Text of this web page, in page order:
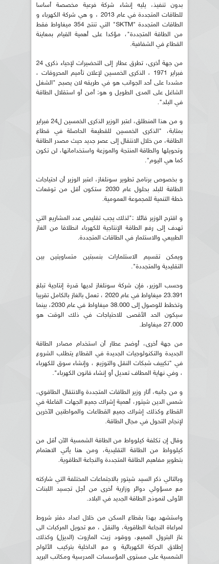
بدون تنفيذ، يليه إنشاء شركة فرعية مخصصة أساسا
للطاقات المتجددة في عام 2013 ، و هي شركة الكهرباء و
الطاقات المتجددة "SKTM" التي تنتج 354 ميغاواط فقط
من الطاقة المتجددة"، مؤكدا على أهمية القيام بمعاينة
القطاع في الشفافية.
من جهة أخرى، تطرق عطار إلى التحضيرات لإحياء ذكرى 24
فبراير 1971 ، الذكرى الخمسين لإعلان تأميم المحروقات ،
مشددا على أحد الجوانب هو في طريقه لان يصبح "الشغل
الشاغل على المدى الطويل و هو: أمن أو استقلال الطاقة
في البلد".
و من هذا المنطلق، اعتبر الوزير الذكرى الخمسين ل24 فبراير
بمثابة، "الذكرى الخمسين للقطيعة الحاصلة في قطاع
الطاقة، من خلال الانتقال إلى عصر جديد حيث مصدر الطاقة
وتحويلها والطاقة المنتجة والموزعة واستخداماتها، لن تكون
كما هي اليوم".
و بخصوص برنامج تطوير سونلغاز، اعتبر الوزير أن احتياجات
الطاقة للبلد بحلول عام 2030 ستكون أقل من توقعات
خطة التنمية للمجموعة العمومية.
و اقترح الوزير قائلا :"لذلك يجب تقليص عدد المشاريع التي
تهدف إلى رفع الطاقة الإنتاجية للكهرباء انطلاقا من الغاز
الطبيعي والاستثمار في الطاقات المتجددة.
ويمكن تقسيم الاستثمارات بنسبتين متساويتين بين
التقليدية والمتجددة".
وحسب الوزير، فإن شركة سونلغاز لديها قدرة إنتاجية تبلغ
23.391 ميغاواط في عام 2020 ، تعمل بالغاز بالكامل تقريبا
وتخطط للوصول إلى 38.000 ميغاواط في عام 2030، بينما
سيكون الحد الأقصى للاحتياجات في ذلك الوقت هو
27.000 ميغاواط.
من جهة أخرى، أوضح عطار أن استخدام مصادر الطاقة
الجديدة والتكنولوجيات الجديدة في القطاع يتطلب الشروع
في "تكييف شبكات النقل والتوزيع ، وإنشاء سوق للكهرباء
، وفي نهاية المطاف تعديل أو إنشاء قانون الكهرباء".
و من جانبه، أثار وزير الطاقات المتجددة والانتقال الطاقوي،
شمس الدين شيتور، أهمية إشراك جميع الجهات الفاعلة في
القطاع وكذلك إشراك جميع القطاعات والمواطنين الآخرين
لإنجاح التحول في مجال الطاقة.
وقال إن تكلفة كيلوواط من الطاقة الشمسية الآن أقل من
كيلوواط من الطاقة التقليدية، ومن هنا يأتي الاهتمام
بتطوير مفاهيم الطاقة المتجددة والنجاعة الطاقوية.
وبالتالي ذكر السيد شيتور بالاجتماعات المختلفة التي شاركته
مع مسؤولي دوائر وزارية أخرى من أجل تجسيد اللبنات
الأولى لنموذج الطاقة الجديد في البلاد.
واستشهد بهذا بقطاع السكن من خلال اعداد دفتر شروط
لمراعاة النجاعة الطاقوية، والنقل ، مع تحويل المركبات الى
غاز البترول المميع، ووقود زيت المازوت (الديزل) وكذلك
إطلاق الحركة الكهربائية و مع الداخلية بتركيب الألواح
الشمسية على مستوى المؤسسات المدرسية ومكاتب البريد